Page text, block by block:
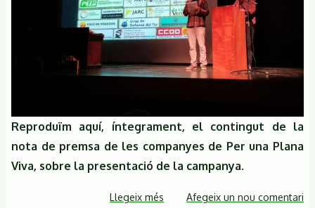
Siurana
Reproduïm aquí, íntegrament, el contingut de la
nota de premsa de les companyes de Per una Plana
Viva, sobre la presentació de la campanya.
Llegeix més sobreAfegeix un nou comentari